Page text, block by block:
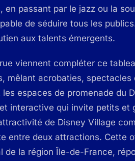
en passant par le jazz ou la
de séduire tous les
aux talents émergents.
viennent compléter ce
mêlant acrobaties,
espaces de promenade du
interactive qui invite petits et
de Disney Village
entre deux attractions. Cette
de la région Île-de-France,